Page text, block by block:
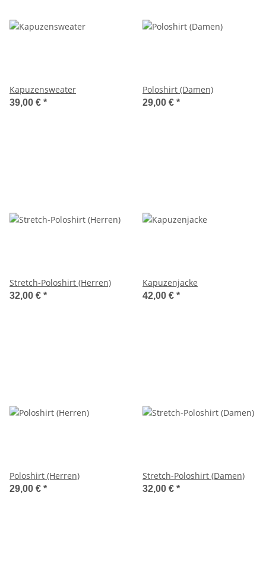
Kapuzensweater
39,00 € *
Poloshirt (Damen)
29,00 € *
Stretch-Poloshirt (Herren)
32,00 € *
Kapuzenjacke
42,00 € *
Poloshirt (Herren)
29,00 € *
Stretch-Poloshirt (Damen)
32,00 € *